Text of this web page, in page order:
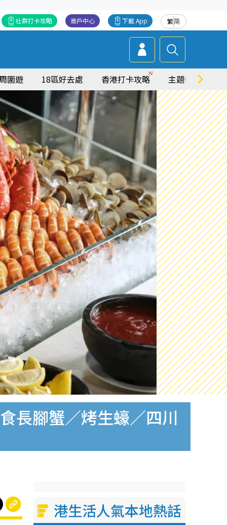
繁简
下載 App
商戶中心
社群打卡攻略
圍遊 18區好去處 香港打卡攻略 主題特集
長腳蟹／烤生蠔／四川
港生活人氣本地熱話